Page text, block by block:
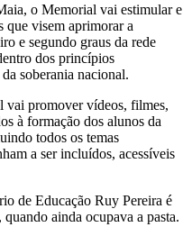
o Memorial vai estimular e
que visem aprimorar a
e segundo graus da rede
dos princípios
soberania nacional.
vai promover vídeos, filmes,
à formação dos alunos da
todos os temas
a ser incluídos, acessíveis
de Educação Ruy Pereira é
ainda ocupava a pasta.